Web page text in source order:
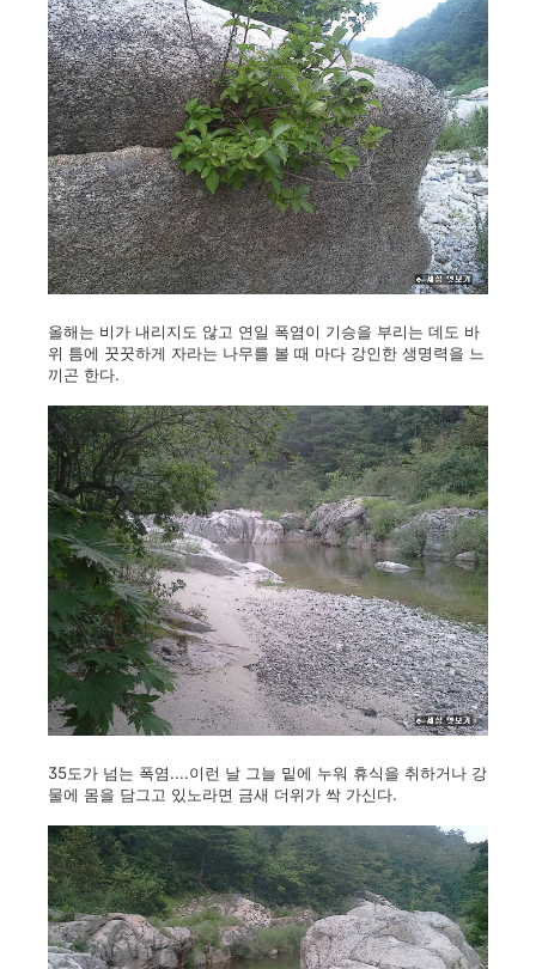
올해는 비가 내리지도 않고 연일 폭염이 기승을 부리는 데도 바
위 틈에 꿋꿋하게 자라는 나무를 볼 때 마다 강인한 생명력을 느
끼곤 한다.
35도가 넘는 폭염....이런 날 그늘 밑에 누워 휴식을 취하거나 강
물에 몸을 담그고 있노라면 금새 더위가 싹 가신다.